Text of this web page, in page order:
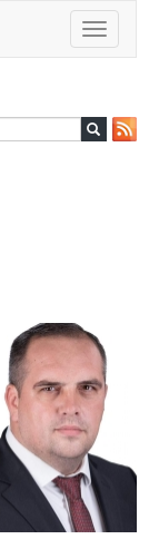
Toggle
navigation